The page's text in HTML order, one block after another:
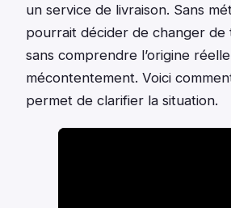
un service de livraison. Sans
pourrait décider de changer
sans comprendre l’origine
mécontentement. Voici
permet de clarifier la situation.